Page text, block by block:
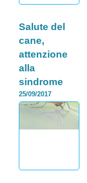
Salute del
cane,
attenzione
alla
sindrome
torsione
gastrica
importante, proprio
riconoscere a...
25/09/2017